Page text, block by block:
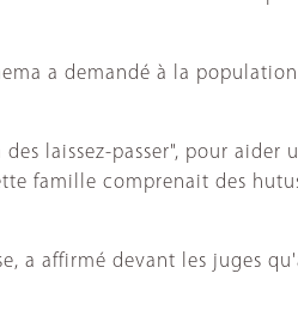
a demandé à la
laissez-passer", pour
famille comprenait des
a affirmé devant les juges